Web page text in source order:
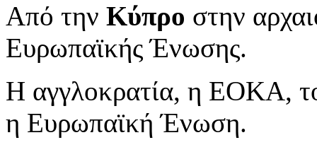
Από την Κύπρο στην
Ευρωπαϊκής Ένωσης.
Η αγγλοκρατία, η ΕΟΚΑ,
η Ευρωπαϊκή Ένωση.